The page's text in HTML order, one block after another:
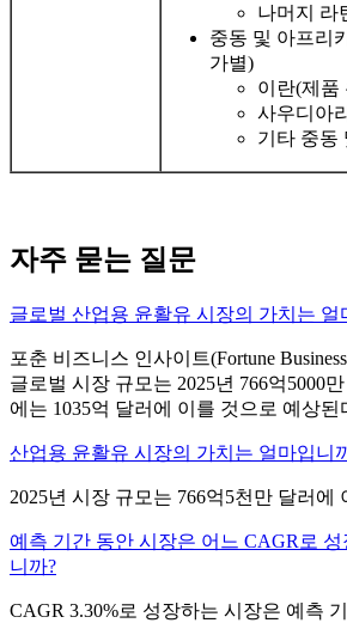
나머지 라
중동 및 아프리
가별)
이란(제품
사우디아
기타 중동
자주 묻는 질문
글로벌 산업용 윤활유 시장의 가치는 얼
포춘 비즈니스 인사이트(Fortune
글로벌 시장 규모는 2025년 766억5000
에는 1035억 달러에 이를 것으로 예상된
산업용 윤활유 시장의 가치는 얼마입니
2025년 시장 규모는 766억5천만 달러에
예측 기간 동안 시장은 어느 CAGR로
니까?
CAGR 3.30%로 성장하는 시장은 예측